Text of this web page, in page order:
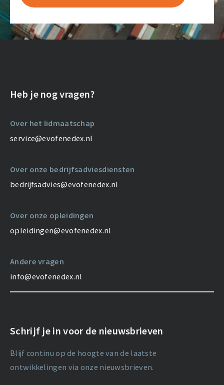
Heb je nog vragen?
Over het lidmaatschap
service@evofenedex.nl
Over onze bedrijfsadviesdiensten
bedrijfsadvies@evofenedex.nl
Over onze opleidingen
opleidingen@evofenedex.nl
Andere vragen
info@evofenedex.nl
Schrijf je in voor de nieuwsbrieven
Blijf continu op de hoogte van de laatste
ontwikkelingen via onze nieuwsbrieven.